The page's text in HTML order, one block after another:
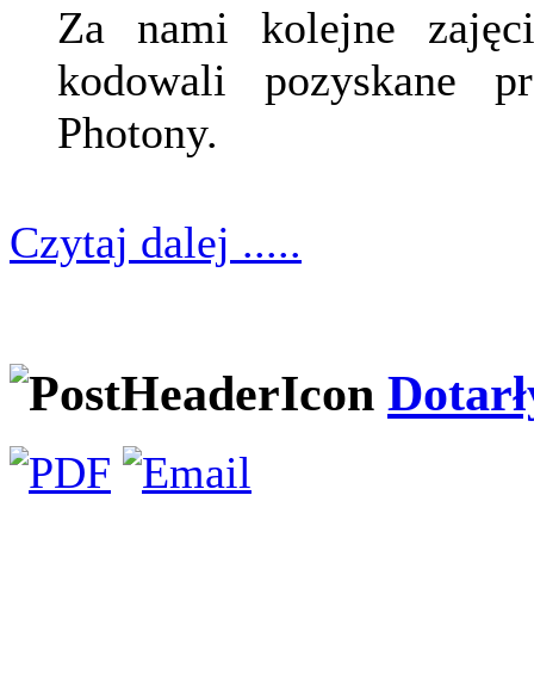
Za nami kolejne
kodowali pozyskane
Photony.
Czytaj dalej .....